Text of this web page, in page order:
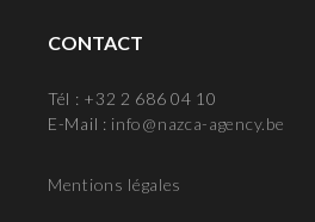
CONTACT
Tél : +32 2 686 04 10
E-Mail : info@nazca-agency.be
Mentions légales